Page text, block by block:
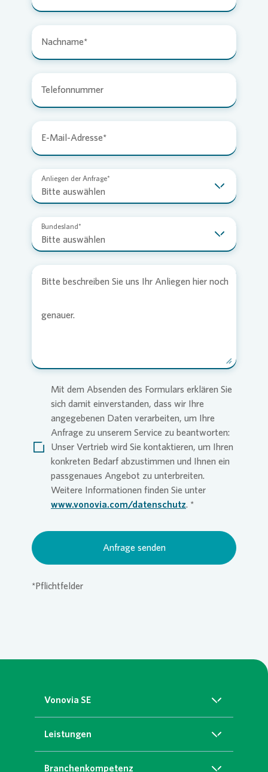
Nachname
Telefonnummer
E-Mail-Adresse
Anliegen der Anfrage
Bitte auswählen
Bundesland
Bitte auswählen
Bitte beschreiben Sie uns Ihr Anliegen hier noch
genauer.
Mit dem Absenden des Formulars erklären Sie
sich damit einverstanden, dass wir Ihre
angegebenen Daten verarbeiten, um Ihre
Anfrage zu unserem Service zu beantworten:
Unser Vertrieb wird Sie kontaktieren, um Ihren
konkreten Bedarf abzustimmen und Ihnen ein
passgenaues Angebot zu unterbreiten.
Weitere Informationen finden Sie unter
www.vonovia.com/datenschutz.
Anfrage senden
*Pflichtfelder
Vonovia SE
Über uns
Leistungen
Grünservice
Branchenkompetenz